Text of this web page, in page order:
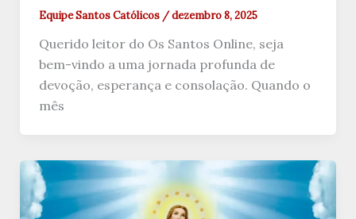
Equipe Santos Católicos /dezembro 8, 2025
Querido leitor do Os Santos Online, seja
bem-vindo a uma jornada profunda de
devoção, esperança e consolação. Quando o
mês